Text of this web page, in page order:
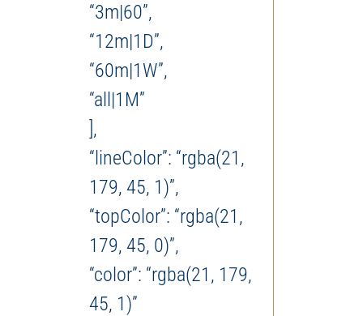
“3m|60”,
“12m|1D”,
“60m|1W”,
“all|1M”
],
“lineColor”: “rgba(21,
179, 45, 1)”,
“topColor”: “rgba(21,
179, 45, 0)”,
“color”: “rgba(21, 179,
45, 1)”